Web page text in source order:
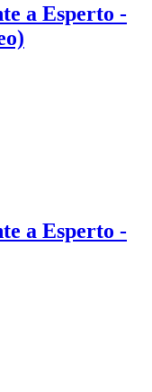
a Esperto -
a Esperto -